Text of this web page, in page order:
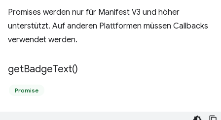
Promises werden nur für Manifest V3 und höher
unterstützt. Auf anderen Plattformen müssen Callbacks
verwendet werden.
getBadgeText()
Promise